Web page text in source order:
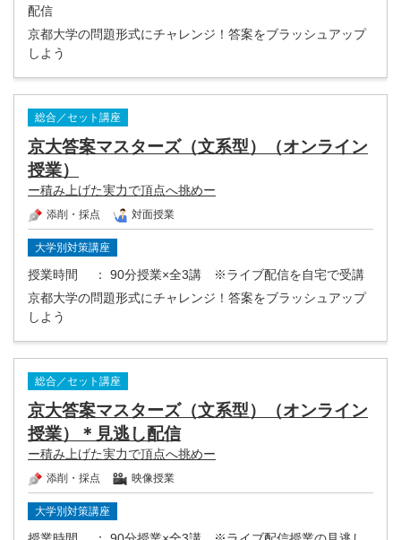
配信
京都大学の問題形式にチャレンジ！答案をブラッシュアップ
しよう
総合／セット講座
京大答案マスターズ（文系型）（オンライン
授業）
ー積み上げた実力で頂点へ挑めー
添削・採点 対面授業
大学別対策講座
授業時間
： 90分授業×全3講 ※ライブ配信を自宅で受講
京都大学の問題形式にチャレンジ！答案をブラッシュアップ
しよう
総合／セット講座
京大答案マスターズ（文系型）（オンライン
授業）＊見逃し配信
ー積み上げた実力で頂点へ挑めー
添削・採点 映像授業
大学別対策講座